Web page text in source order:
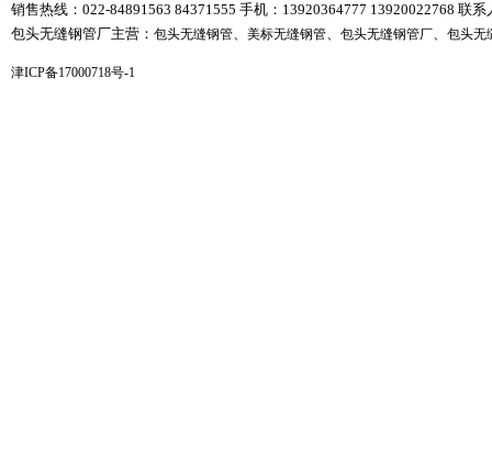
销售热线：022-84891563 84371555 手机：13920364777 13920022768 联
包头无缝钢管厂主营： 包头无缝钢管、 美标无缝钢管、 包头无缝钢管厂、 包头无
津ICP备17000718号-1